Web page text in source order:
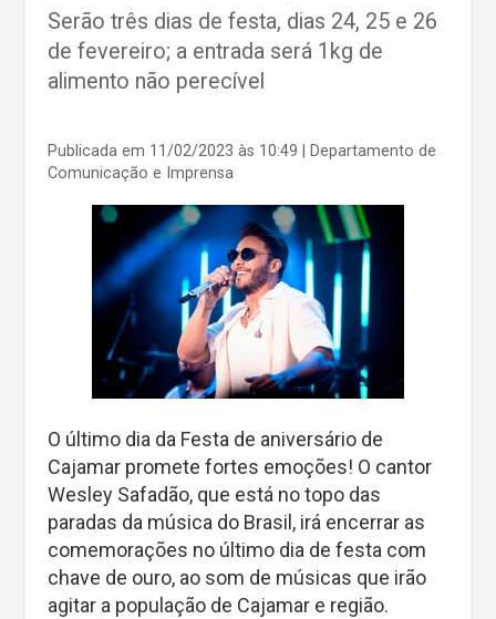
Serão três dias de festa, dias 24, 25 e 26
de fevereiro; a entrada será 1kg de
alimento não perecível
Publicada em 11/02/2023 às 10:49
| Departamento de
Comunicação e Imprensa
O último dia da Festa de aniversário de
Cajamar promete fortes emoções! O cantor
Wesley Safadão, que está no topo das
paradas da música do Brasil, irá encerrar as
comemorações no último dia de festa com
chave de ouro, ao som de músicas que irão
agitar a população de Cajamar e região.